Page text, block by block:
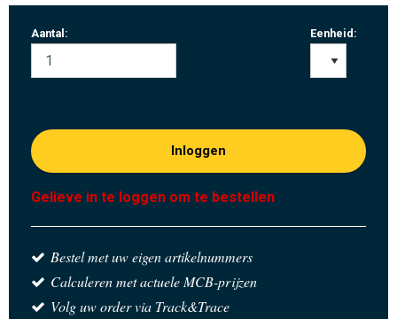
Aantal: Eenheid:
Inloggen
Gelieve in te loggen om te bestellen
Bestel met uw eigen artikelnummers
Calculeren met actuele MCB-prijzen
Volg uw order via Track&Trace